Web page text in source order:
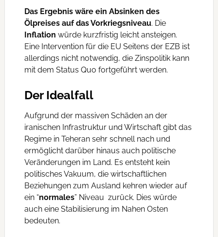
Das Ergebnis wäre ein Absinken des
Ölpreises auf das Vorkriegsniveau. Die
Inflation würde kurzfristig leicht ansteigen.
Eine Intervention für die EU Seitens der EZB ist
allerdings nicht notwendig, die Zinspolitik kann
mit dem Status Quo fortgeführt werden.
Der Idealfall
Aufgrund der massiven Schäden an der
iranischen Infrastruktur und Wirtschaft gibt das
Regime in Teheran sehr schnell nach und
ermöglicht darüber hinaus auch politische
Veränderungen im Land. Es entsteht kein
politisches Vakuum, die wirtschaftlichen
Beziehungen zum Ausland kehren wieder auf
ein “normales” Niveau zurück. Dies würde
auch eine Stabilisierung im Nahen Osten
bedeuten.